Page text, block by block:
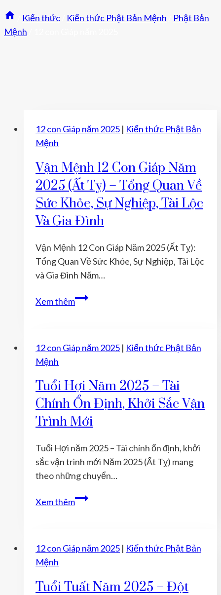
Kiến thức Kiến thức Phật Bản Mệnh
Phật Bản
Mệnh
12 con Giáp năm 2025 | Kiến thức Phật Bản
Mệnh
Vận Mệnh 12 Con Giáp Năm
2025 (Ất Tỵ) – Tổng Quan Về
Sức Khỏe, Sự Nghiệp, Tài Lộc
Và Gia Đình
Vận Mệnh 12 Con Giáp Năm 2025 (Ất Tỵ):
Tổng Quan Về Sức Khỏe, Sự Nghiệp, Tài Lộc
và Gia Đình Năm…
Xem thêmVận
Giáp
2025
(Ất
Tỵ)
–
Quan
Về
Sức
Sự
Lộc
Đình
12 con Giáp năm 2025 | Kiến thức Phật Bản
Mệnh
Tuổi Hợi Năm 2025 – Tài
Chính Ổn Định, Khởi Sắc Vận
Trình Mới
Tuổi Hợi năm 2025 – Tài chính ổn định, khởi
sắc vận trình mới Năm 2025 (Ất Tỵ) mang
theo những chuyển…
Xem thêmTuổi
–
chính
12 con Giáp năm 2025 | Kiến thức Phật Bản
Mệnh
Tuổi Tuất Năm 2025 – Đột